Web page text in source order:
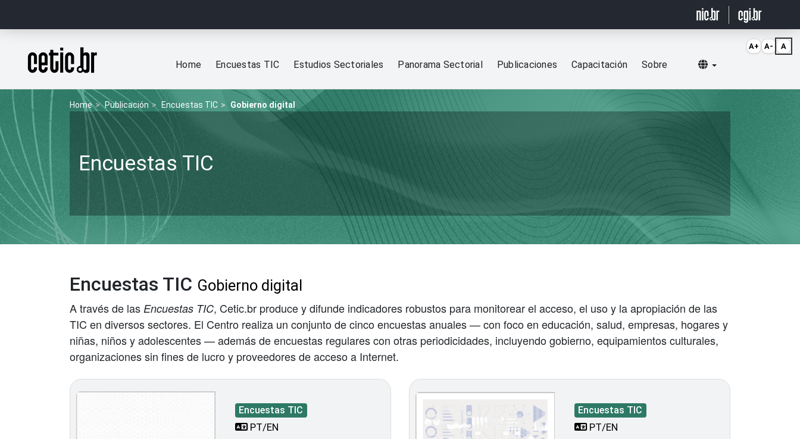
Página inicial
Home Encuestas TIC Estudios Sectoriales Panorama Sectorial Publicaciones Capacitación Sobre Selecionar idioma
Home Publicación Encuestas TIC Gobierno digital
Encuestas TIC
Encuestas TIC Gobierno digital
A través de las Encuestas TIC, Cetic.br produce y difunde indicadores robustos para monitorear el acceso, el uso y la apropiación de las
TIC en diversos sectores. El Centro realiza un conjunto de cinco encuestas anuales — con foco en educación, salud, empresas, hogares y
niñas, niños y adolescentes — además de encuestas regulares con otras periodicidades, incluyendo gobierno, equipamientos culturales,
organizaciones sin fines de lucro y proveedores de acceso a Internet.
Encuestas TIC
PT/EN
Encuestas TIC
PT/EN
A+ A- A